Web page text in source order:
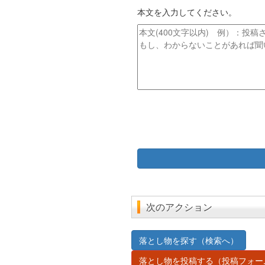
レ
ス
ト
ル
本文を入力してください。
本
文
次のアクション
落とし物を探す（検索へ）
落とし物を投稿する（投稿フォ